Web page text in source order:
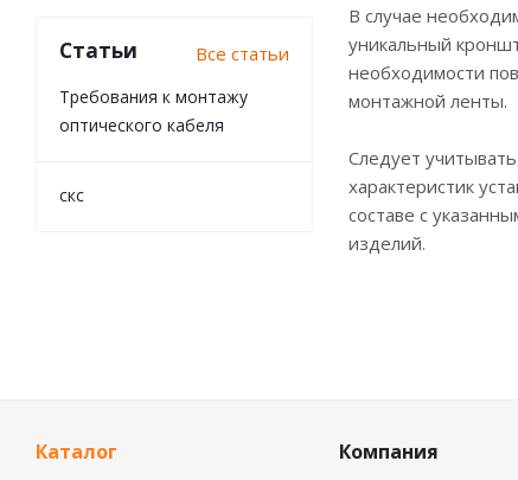
В случае
уникальный
необходимости
монтажной ленты.
Следует
характеристик
составе с
изделий.
Статьи Все статьи
Требования к монтажу
оптического кабеля
скс
Каталог Компания